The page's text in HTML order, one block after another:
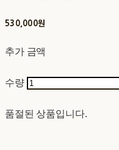
530,000원
추가 금액
수량
품절된 상품입니다.